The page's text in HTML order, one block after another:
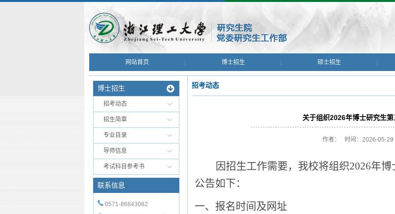
网站首页 博士招生 硕士招生
博士招生
招考动态
招生简章
专业目录
导师信息
考试科目参考书
联系信息
0571-86843082
招考动态
关于组织2026年博士研究生
作者： 时间：2026-05-29
因招生工作需要，我校将组织2026年博
公告如下：
一、报名时间及网址